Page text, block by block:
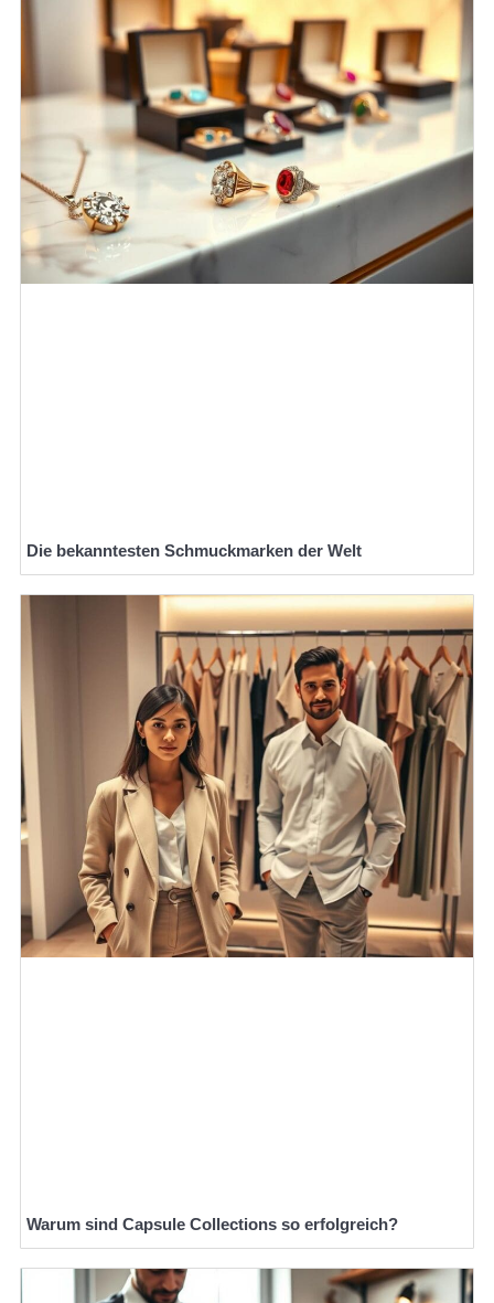
Die bekanntesten Schmuckmarken der Welt
Warum sind Capsule Collections so erfolgreich?